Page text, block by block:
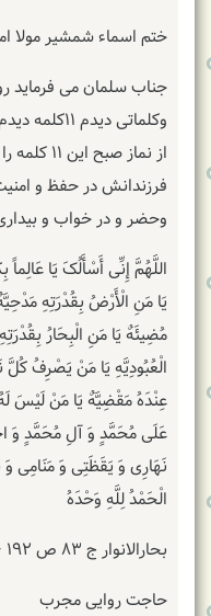
ختم اسماء شمشیر مولا
جناب سلمان می فرماید
وکلماتی
از نماز
فرزندانش در حفظ و
وحضر و در خواب و
اللَّهُمَّ إِنِّی أَسْأَلُکَ یَا
یَا مَنِ‏ الْأَرْضُ‏ بِقُدْرَتِهِ‏
مُضِیئَهٌ یَا مَنِ الْبِحَارُ
الْعُبُودِیَّهِ یَا مَنْ یَصْرِفُ کُلَّ
عِنْدَهُ مَقْضِیَّهٌ یَا مَنْ لَیْسَ
عَلَى مُحَمَّدٍ وَ آلِ مُحَمَّدٍ وَ
نَهَارِی وَ یَقَظَتِی وَ مَنَامِی
الْحَمْدُ لِلَّهِ وَحْدَهُ
بحارالانوار ج ۸۳ ص ۱۹۲ – مستدرک الوسائل ج ۵ ص۹۰
حاجت روایی مجرب